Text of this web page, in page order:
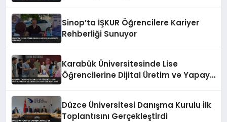
Sinop’ta İŞKUR Öğrencilere Kariyer
Rehberliği Sunuyor
Karabük Üniversitesinde Lise
Öğrencilerine Dijital Üretim ve Yapay
Düzce Üniversitesi Danışma Kurulu İlk
Toplantısını Gerçekleştirdi